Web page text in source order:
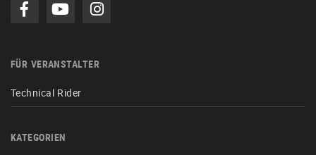
FÜR VERANSTALTER
Technical Rider
KATEGORIEN